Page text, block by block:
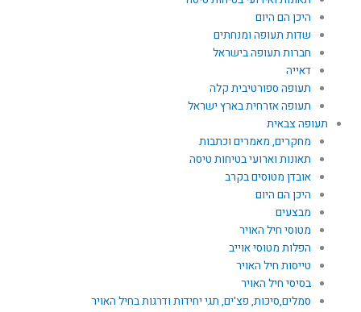
היכן הם היום
שדות תעופה ומנחתים
חברות תעופה בישראל
דאייה
תעופה ספורטיבית קלה
תעופה אזרחית בארץ ישראל
תעופה צבאית
מחקרים, מאמרים וכתבות
תאונות וארועי בטיחות טיסה
אובדן מטוסים בקרב
היכן הם היום
מבצעים
מטוסי חיל האויר
הפלות מטוסי אוייב
טייסות חיל האויר
בסיסי חיל האויר
סמלים,סיכות, פצ'ים, תגי יחידות ודרגות בחיל האויר